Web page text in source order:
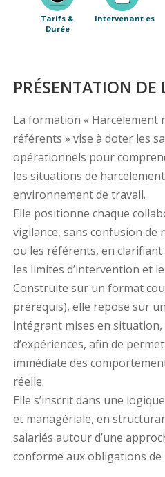
Tarifs &
Durée
Intervenant·es
PRÉSENTATION
La formation « Harcèlement
référents » vise à doter les
opérationnels pour
les situations de
environnement de travail.
Elle positionne chaque
vigilance, sans confusion de
ou les référents, en
les limites d’intervention et
Construite sur un format
prérequis), elle repose sur
intégrant mises en situation,
d’expériences, afin de
immédiate des
réelle.
Elle s’inscrit dans une
et managériale, en
salariés autour d’une
conforme aux obligations de